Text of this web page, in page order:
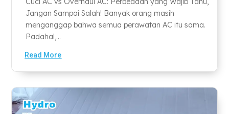
Jangan Sampai Salah! Banyak orang masih
menganggap bahwa semua perawatan AC itu sama.
Padahal,...
Read More